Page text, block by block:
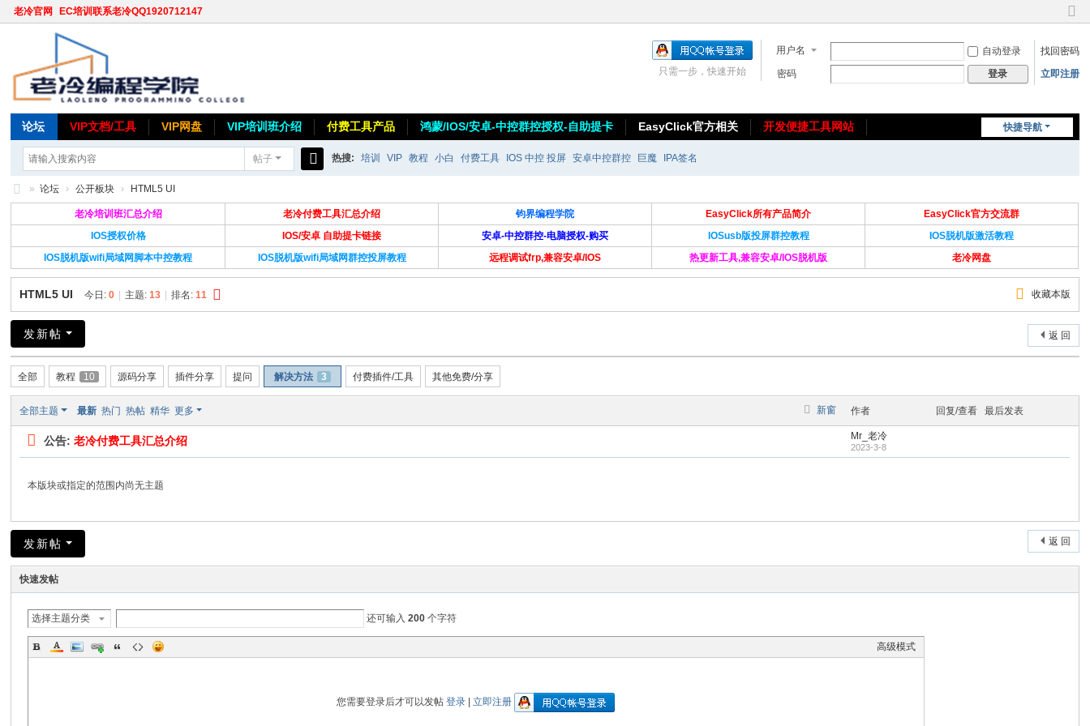
老冷官网 EC培训联系老冷QQ1920712147
切
到
窄
用户名 自动登录
找回密码
密码
登录 立即注册
只需一步，快速开始
快捷导航
论坛 VIP文档/工具 VIP网盘 VIP培训班介绍 付费工具产品 鸿蒙/IOS/安卓-中控群控授权-自助提卡 EasyClick官方相关
开发便捷工具网站
帖子
索
热搜: 培训 VIP 教程 小白 付费工具 IOS 中控 投屏 安卓中控群控 巨魔 IPA签名
» 论坛 › 公开板块 › HTML5 UI
老冷培训班汇总介绍 老冷付费工具汇总介绍 钧界编程学院 EasyClick所有产品简介
EasyClick官方交流群
IOS授权价格
IOS/安卓 自助提卡链接 安卓-中控群控-电脑授权-购买 IOSusb版投屏群控教程
IOS脱机版激活教程
IOS脱机版wifi局域网脚本中控教程
IOS脱机版wifi局域网群控投屏教程 远程调试frp,兼容安卓/IOS 热更新工具,兼容安卓/IOS脱机版 老冷网盘
收藏本版
HTML5 UI 今日:0 主题:13 排名:11
返 回
发新帖
全部 教程 10 源码分享 插件分享 提问 解决方法 3 付费插件/工具 其他免费/分享
新窗
全部主题 最新 热门 热帖 精华 更多 作者 回复/查看 最后发表
公告:老冷付费工具汇总介绍 Mr_老冷
2023-3-8
本版块或指定的范围内尚无主题
返 回
发新帖
快速发帖
选择主题分类 还可输入200 个字符
高级模式
您需要登录后才可以发帖登录 |立即注册